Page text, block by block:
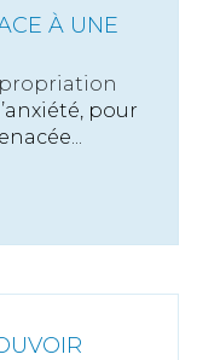
À UNE
pour